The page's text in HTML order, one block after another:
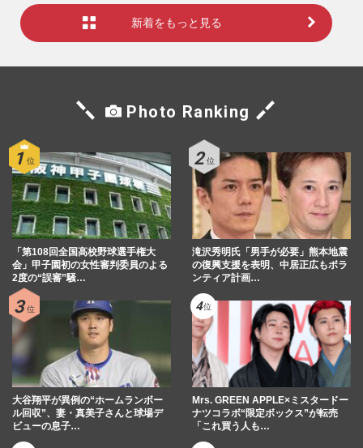
新着をもっと見る
Photo Ranking
「第108回全国高校野球選手権大
会」甲子園初の女性審判委員のよる
2度の“誤審”騒…
滝沢秀明氏「男手が必要」熊本地震
の復興支援を表明、中居正広もボラ
ンティア計画…
大谷翔平が異例の“ホームランボー
ル回収”、妻・真美子さんと球場デ
ビューの息子…
Mrs. GREEN APPLE×ミスタードー
ナツコラボ“限定ボックス”が転売
「これ買う人も…